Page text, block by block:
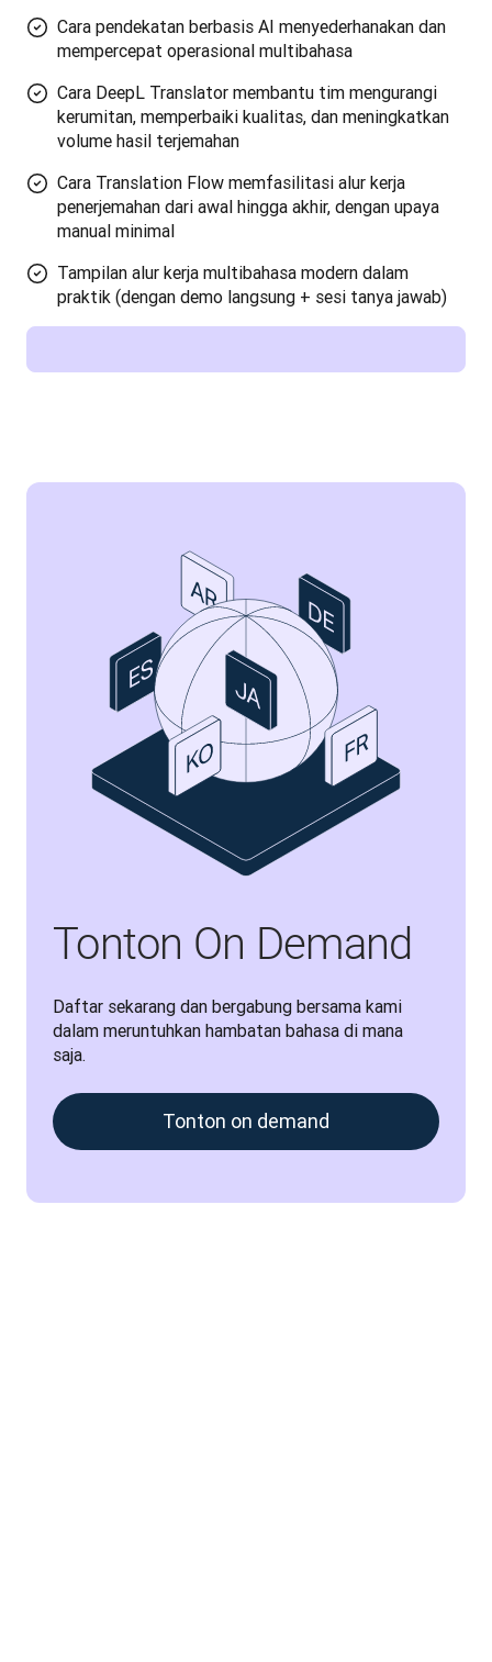
Cara pendekatan berbasis AI menyederhanakan dan
mempercepat operasional multibahasa
Cara DeepL Translator membantu tim mengurangi
kerumitan, memperbaiki kualitas, dan meningkatkan
volume hasil terjemahan
Cara Translation Flow memfasilitasi alur kerja
penerjemahan dari awal hingga akhir, dengan upaya
manual minimal
Tampilan alur kerja multibahasa modern dalam
praktik (dengan demo langsung + sesi tanya jawab)
Tonton On Demand
Daftar sekarang dan bergabung bersama kami
dalam meruntuhkan hambatan bahasa di mana
saja.
Tonton on demand